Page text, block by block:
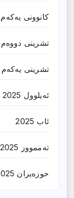
کانوونی یەکەم 2025
تشرینی دووەم 2025
تشرینی یەکەم 2025
ئەیلوول 2025
ئاب 2025
تەممووز 2025
حوزه‌یران 2025